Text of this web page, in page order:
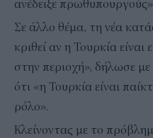
ανέδειξε
Σε άλλο θέμα, τη νέα
κριθεί αν η Τουρκία είναι
στην περιοχή», δήλωσε
ότι «η Τουρκία είναι
ρόλο».
Κλείνοντας με το